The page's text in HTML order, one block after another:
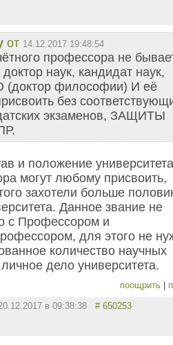
от 14.12.2017 19:48:54
профессора не
наук, кандидат наук,
(доктор философии) И её
без
экзаменов, ЗАЩИТЫ
и положение
могут любому присвоить,
захотели больше
Данное звание не
с Профессором и
для этого не
количество научных
дело университета.
поощрить
в 09:38:38 # 650253